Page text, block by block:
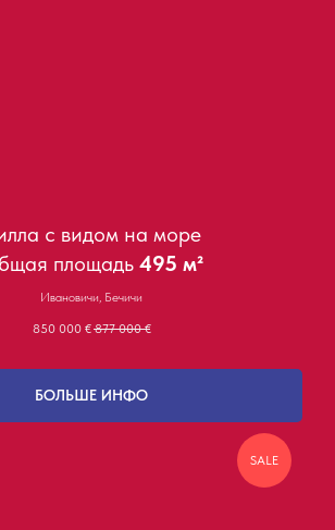
с видом на море
площадь 495 м²
Ивановичи, Бечичи
850 000 € 877 000 €
БОЛЬШЕ ИНФО
SALE